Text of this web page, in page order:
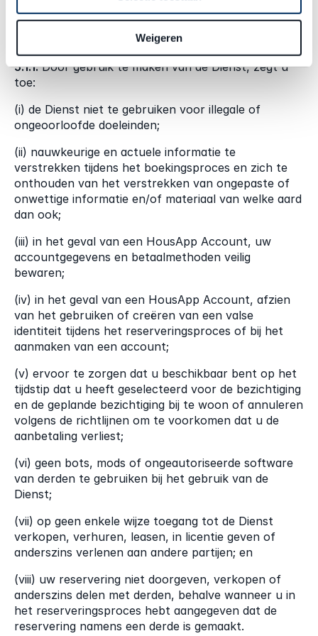
Weigeren
5. Verantwoordelijkheden van de
5.1.1. Door gebruik te maken van de Dienst, zegt u
toe:
(i) de Dienst niet te gebruiken voor illegale of
ongeoorloofde doeleinden;
(ii) nauwkeurige en actuele informatie te
verstrekken tijdens het boekingsproces en zich te
onthouden van het verstrekken van ongepaste of
onwettige informatie en/of materiaal van welke aard
dan ook;
(iii) in het geval van een HousApp Account, uw
accountgegevens en betaalmethoden veilig
bewaren;
(iv) in het geval van een HousApp Account, afzien
van het gebruiken of creëren van een valse
identiteit tijdens het reserveringsproces of bij het
aanmaken van een account;
(v) ervoor te zorgen dat u beschikbaar bent op het
tijdstip dat u heeft geselecteerd voor de bezichtiging
en de geplande bezichtiging bij te woon of annuleren
volgens de richtlijnen om te voorkomen dat u de
aanbetaling verliest;
(vi) geen bots, mods of ongeautoriseerde software
van derden te gebruiken bij het gebruik van de
Dienst;
(vii) op geen enkele wijze toegang tot de Dienst
verkopen, verhuren, leasen, in licentie geven of
anderszins verlenen aan andere partijen; en
(viii) uw reservering niet doorgeven, verkopen of
anderszins delen met derden, behalve wanneer u in
het reserveringsproces hebt aangegeven dat de
reservering namens een derde is gemaakt.